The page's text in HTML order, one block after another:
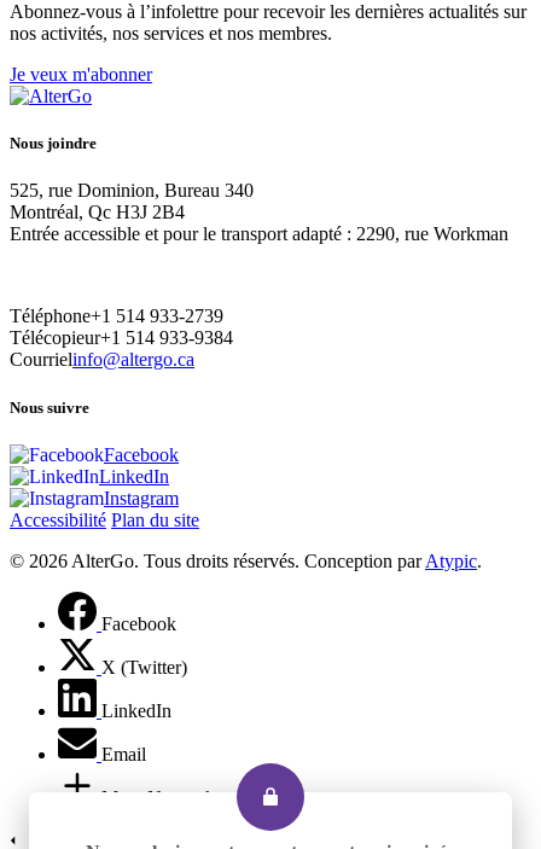
Abonnez-vous à l’infolettre pour recevoir les dernières actualités sur
nos activités, nos services et nos membres.
Je veux m'abonner
Nous joindre
525, rue Dominion, Bureau 340
Montréal, Qc H3J 2B4
Entrée accessible et pour le transport adapté : 2290, rue Workman
Téléphone+1 514 933-2739
Télécopieur+1 514 933-9384
Courrielinfo@altergo.ca
Nous suivre
Facebook
LinkedIn
Instagram
Accessibilité Plan du site
© 2026 AlterGo. Tous droits réservés. Conception parAtypic.
Facebook
X (Twitter)
LinkedIn
Email
More Networks